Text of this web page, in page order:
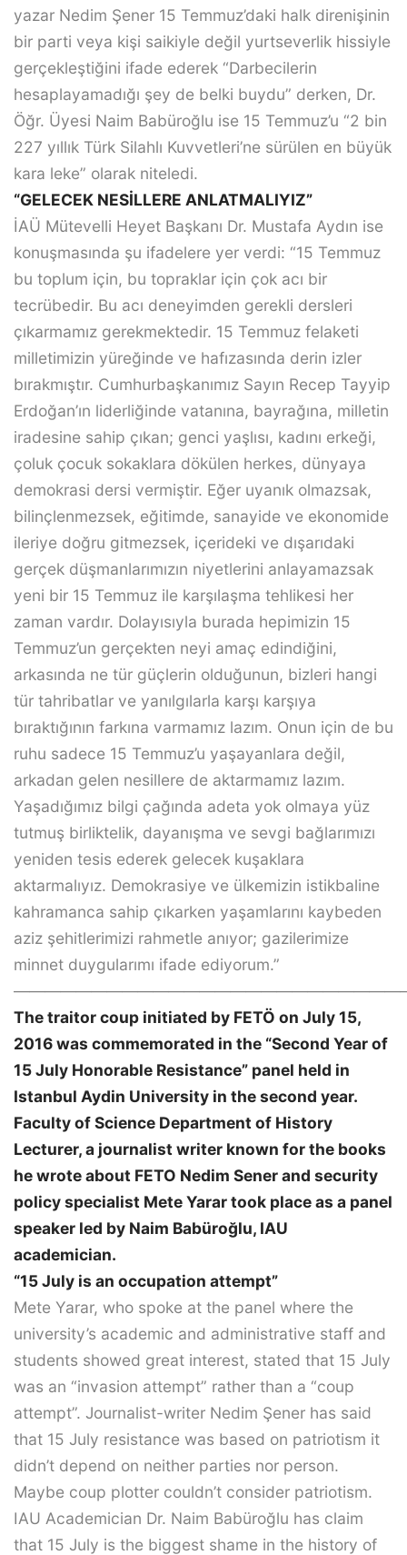
yazar Nedim Şener 15 Temmuz’daki halk direnişinin
bir parti veya kişi saikiyle değil yurtseverlik hissiyle
gerçekleştiğini ifade ederek “Darbecilerin
hesaplayamadığı şey de belki buydu” derken, Dr.
Öğr. Üyesi Naim Babüroğlu ise 15 Temmuz’u “2 bin
227 yıllık Türk Silahlı Kuvvetleri’ne sürülen en büyük
kara leke” olarak niteledi.
“GELECEK NESİLLERE ANLATMALIYIZ”
İAÜ Mütevelli Heyet Başkanı Dr. Mustafa Aydın ise
konuşmasında şu ifadelere yer verdi: “15 Temmuz
bu toplum için, bu topraklar için çok acı bir
tecrübedir. Bu acı deneyimden gerekli dersleri
çıkarmamız gerekmektedir. 15 Temmuz felaketi
milletimizin yüreğinde ve hafızasında derin izler
bırakmıştır. Cumhurbaşkanımız Sayın Recep Tayyip
Erdoğan’ın liderliğinde vatanına, bayrağına, milletin
iradesine sahip çıkan; genci yaşlısı, kadını erkeği,
çoluk çocuk sokaklara dökülen herkes, dünyaya
demokrasi dersi vermiştir. Eğer uyanık olmazsak,
bilinçlenmezsek, eğitimde, sanayide ve ekonomide
ileriye doğru gitmezsek, içerideki ve dışarıdaki
gerçek düşmanlarımızın niyetlerini anlayamazsak
yeni bir 15 Temmuz ile karşılaşma tehlikesi her
zaman vardır. Dolayısıyla burada hepimizin 15
Temmuz’un gerçekten neyi amaç edindiğini,
arkasında ne tür güçlerin olduğunun, bizleri hangi
tür tahribatlar ve yanılgılarla karşı karşıya
bıraktığının farkına varmamız lazım. Onun için de bu
ruhu sadece 15 Temmuz’u yaşayanlara değil,
arkadan gelen nesillere de aktarmamız lazım.
Yaşadığımız bilgi çağında adeta yok olmaya yüz
tutmuş birliktelik, dayanışma ve sevgi bağlarımızı
yeniden tesis ederek gelecek kuşaklara
aktarmalıyız. Demokrasiye ve ülkemizin istikbaline
kahramanca sahip çıkarken yaşamlarını kaybeden
aziz şehitlerimizi rahmetle anıyor; gazilerimize
minnet duygularımı ifade ediyorum.”
The traitor coup initiated by FETÖ on July 15,
2016 was commemorated in the “Second Year of
15 July Honorable Resistance” panel held in
Istanbul Aydin University in the second year.
Faculty of Science Department of History
Lecturer, a journalist writer known for the books
he wrote about FETO Nedim Sener and security
policy specialist Mete Yarar took place as a panel
speaker led by Naim Babüroğlu, IAU
academician.
“15 July is an occupation attempt”
Mete Yarar, who spoke at the panel where the
university’s academic and administrative staff and
students showed great interest, stated that 15 July
was an “invasion attempt” rather than a “coup
attempt”. Journalist-writer Nedim Şener has said
that 15 July resistance was based on patriotism it
didn’t depend on neither parties nor person.
Maybe coup plotter couldn’t consider patriotism.
IAU Academician Dr. Naim Babüroğlu has claim
that 15 July is the biggest shame in the history of